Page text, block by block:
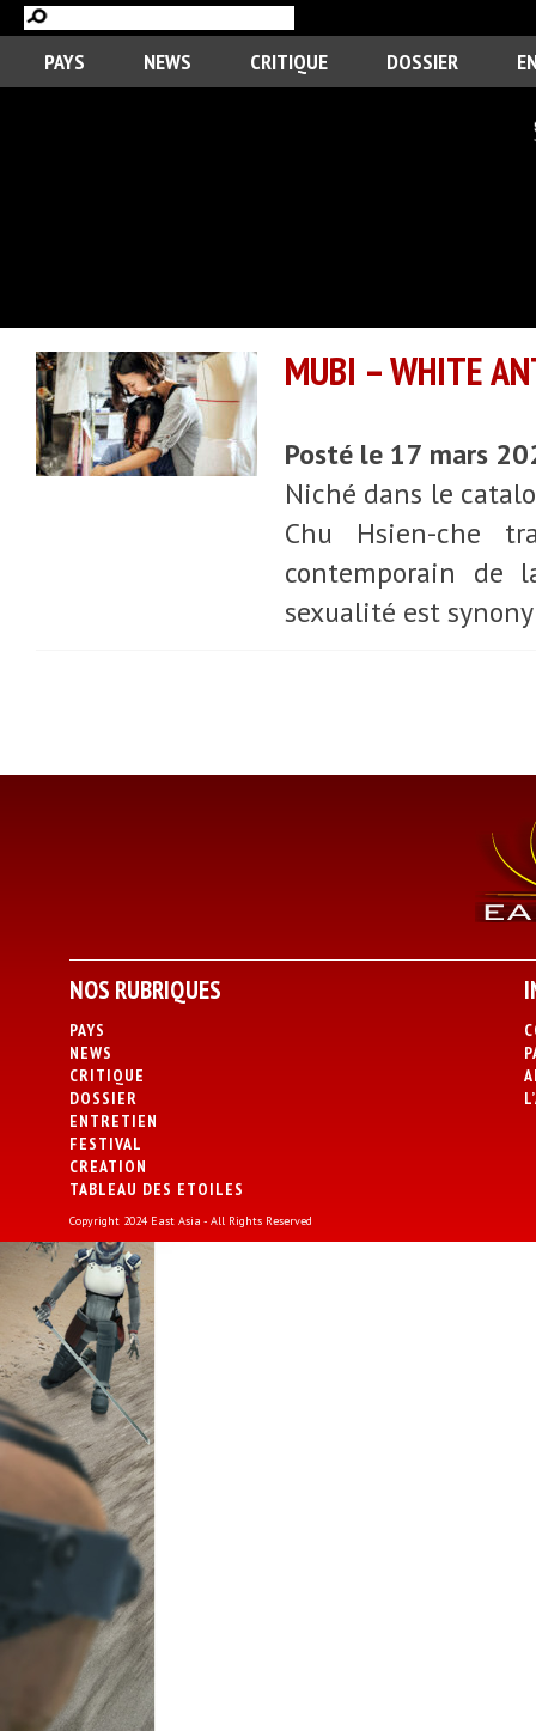
PAYS NEWS CRITIQUE DOSSIER
MUBI – WHITE
Posté le 17 mars
Niché dans le
Chu Hsien-che
contemporain de
sexualité est
NOS RUBRIQUES
PAYS
NEWS
CRITIQUE
DOSSIER
ENTRETIEN
FESTIVAL
CREATION
TABLEAU DES ETOILES
Copyright 2024 East Asia - All Rights Reserved